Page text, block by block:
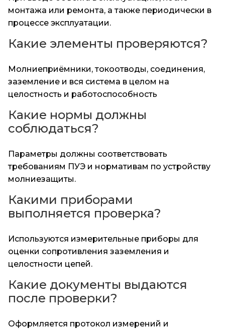
монтажа или ремонта, а также периодически в
процессе эксплуатации.
Какие элементы проверяются?
Молниеприёмники, токоотводы, соединения,
заземление и вся система в целом на
целостность и работоспособность
Какие нормы должны
соблюдаться?
Параметры должны соответствовать
требованиям ПУЭ и нормативам по устройству
молниезащиты.
Какими приборами
выполняется проверка?
Используются измерительные приборы для
оценки сопротивления заземления и
целостности цепей.
Какие документы выдаются
после проверки?
Оформляется протокол измерений и